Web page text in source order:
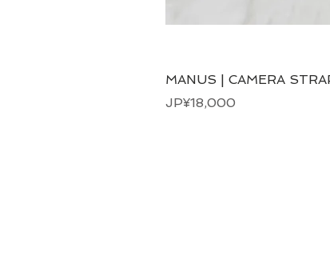
MANUS | CAMERA
價格
JP¥18,000